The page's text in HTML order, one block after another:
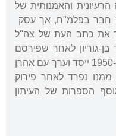
והאמנותית של
חבר בפלמ"ח, אך עסק
ב-1949 ייסד וערך את כתב העת של צה"ל
גוריון לאחר שפירסם
אהרן
נפרד לאחר פירוק
הספרות של העיתון